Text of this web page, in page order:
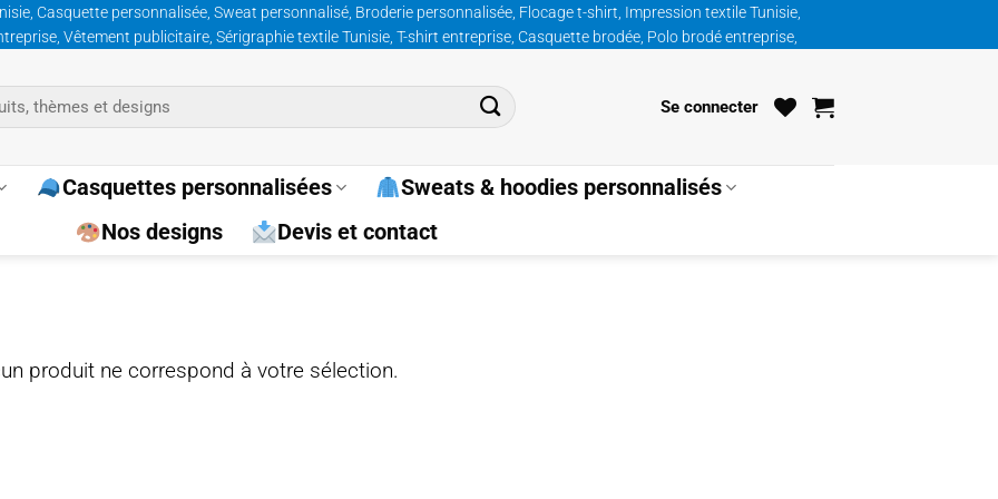
Casquette personnalisée, Sweat personnalisé, Broderie personnalisée, Flocage t-shirt, Impression textile Tunisie,
Vêtement publicitaire, Sérigraphie textile Tunisie, T-shirt entreprise, Casquette brodée, Polo brodé entreprise,
Se connecter
Casquettes personnalisées
Sweats & hoodies personnalisés
Nos designs
Devis et contact
produit ne correspond à votre sélection.